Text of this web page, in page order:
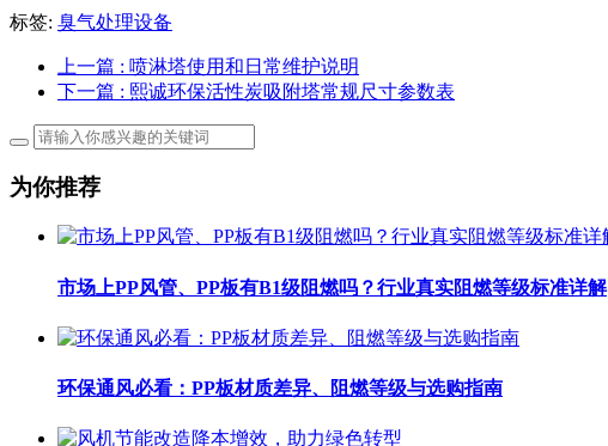
标签: 臭气处理设备
上一篇 : 喷淋塔使用和日常维护说明
下一篇 : 熙诚环保活性炭吸附塔常规尺寸参数表
为你推荐
市场上PP风管、PP板有B1级阻燃吗？行业真实阻燃等级标准详解
环保通风必看：PP板材质差异、阻燃等级与选购指南